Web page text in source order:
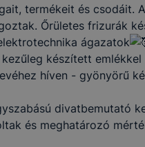
termékeit és csodáit.
Őrületes frizurák
ágazatok
készített
híven - gyönyörű
divatbemutató
és meghatározó